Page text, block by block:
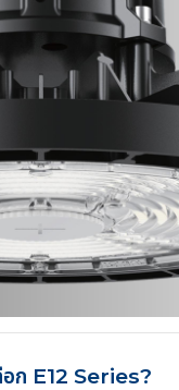
อก E12 Series?